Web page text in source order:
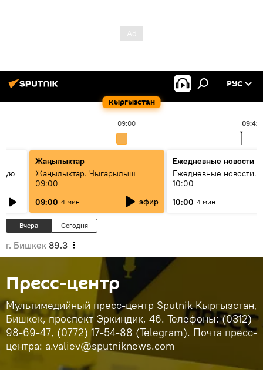
Кыргызстан
РУС
09:00 09:42
Жаңылыктар
Жаңылыктар. Чыгарылыш
09:00
09:00 4 мин эфир
Ежедневные новости
Ежедневные новости.
10:00
10:00 4 мин
Вчера Сегодня
г. Бишкек 89.3
Пресс-центр
Мультимедийный пресс-центр Sputnik Кыргызстан,
Бишкек, проспект Эркиндик, 46. Телефоны: (0312)
98-69-47, (0772) 17-54-88 (Telegram). Почта пресс-
центра: a.valiev@sputniknews.com